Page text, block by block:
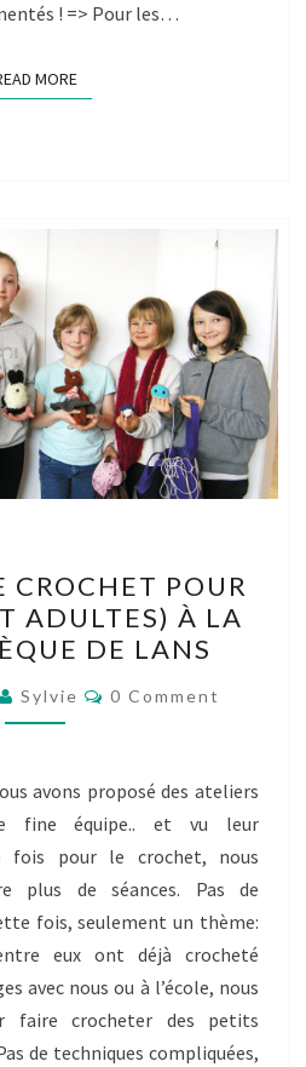
! => Pour les…
MOREREAD MORE
DE
CROCHET
POUR
ENFANTS
(ET
À
LA
MÉDIATHÈQUE
DE
LANS
CROCHET POUR
ADULTES) À LA
DE LANS
Sylvie Comments
0 Comment
avons proposé des ateliers
fine équipe.. et vu leur
fois pour le crochet, nous
plus de séances. Pas de
fois, seulement un thème:
eux ont déjà crocheté
avec nous ou à l’école, nous
faire crocheter des petits
de techniques compliquées,